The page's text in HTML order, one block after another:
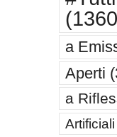
a
Aperti
a
Artificiali